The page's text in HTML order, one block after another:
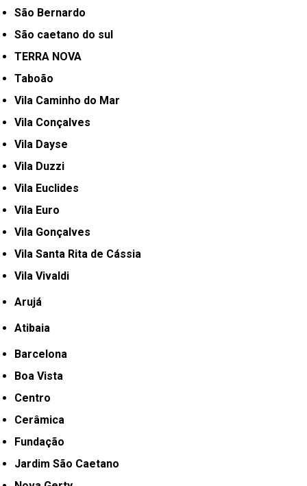
São Bernardo
São caetano do sul
TERRA NOVA
Taboão
Vila Caminho do Mar
Vila Conçalves
Vila Dayse
Vila Duzzi
Vila Euclides
Vila Euro
Vila Gonçalves
Vila Santa Rita de Cássia
Vila Vivaldi
Arujá
Atibaia
Barcelona
Boa Vista
Centro
Cerâmica
Fundação
Jardim São Caetano